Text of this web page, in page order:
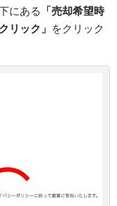
にある
「売却希望時
リック」
をクリック